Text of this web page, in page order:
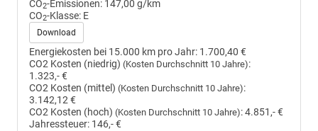
CO2-Emissionen: 147,00 g/km
CO2-Klasse: E
Download
Energiekosten bei 15.000 km pro Jahr: 1.700,40 €
CO2 Kosten (niedrig) (Kosten Durchschnitt 10 Jahre):
1.323,- €
CO2 Kosten (mittel) (Kosten Durchschnitt 10 Jahre):
3.142,12 €
CO2 Kosten (hoch) (Kosten Durchschnitt 10 Jahre):4.851,- €
Jahressteuer: 146,- €